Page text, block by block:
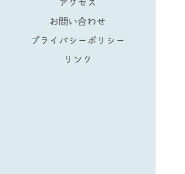
アクセス
お問い合わせ
プライバシーポリシー
リンク